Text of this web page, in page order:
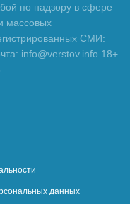
по надзору в сфере
массовых
СМИ:
info@verstov.info 18+
данных